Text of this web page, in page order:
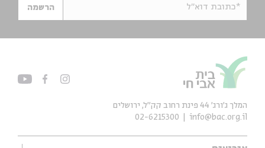
*כתובת דוא"ל הרשמה
המלך ג'ורג' 44 פינת רחוב קק״ל, ירושלים
info@bac.org.il
02-6215300